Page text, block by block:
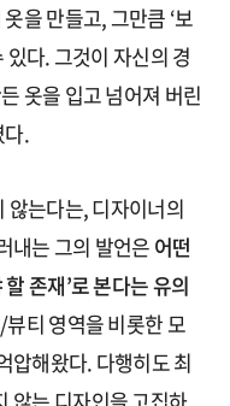
을 만들고, 그만큼 ‘보
있다. 그것이 자신의 경
옷을 입고 넘어져 버린
다.
않는다는, 디자이너의
내는 그의 발언은어떤
존재’로 본다는 유의
티 영역을 비롯한 모
압해왔다. 다행히도 최